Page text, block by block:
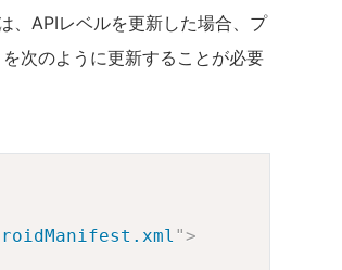
APIレベルを更新した場合、プ
次のように更新することが必要
">